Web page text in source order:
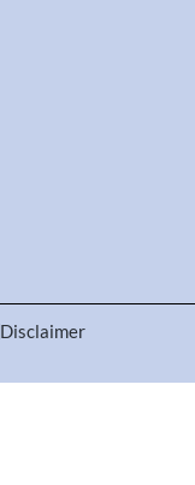
Disclaimer